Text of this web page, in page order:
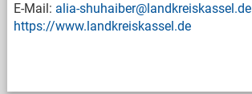
E-Mail: alia-shuhaiber@landkreiskassel.de
https://www.landkreiskassel.de